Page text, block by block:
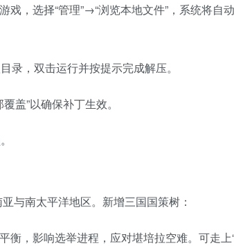
戏，选择“管理”→“浏览本地文件”，系统将自
录，双击运行并按提示完成解压。
盖”以确保补丁生效。
与南太平洋地区。新增三国国策树：
衡，影响选举进程，应对堪培拉空难。可走